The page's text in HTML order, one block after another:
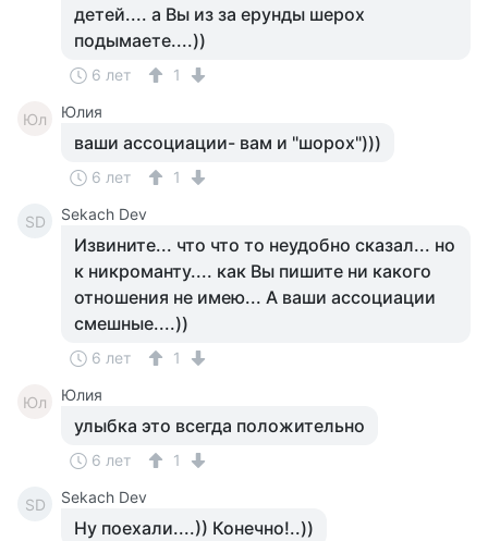
детей.... а Вы из за ерунды шерох
подымаете....))
6 лет 1
Юл Юлия
ваши ассоциации- вам и "шорох")))
6 лет 1
SD Sekach Dev
Извините... что что то неудобно сказал... но
к никроманту.... как Вы пишите ни какого
отношения не имею... А ваши ассоциации
смешные....))
6 лет 1
Юл Юлия
улыбка это всегда положительно
6 лет 1
SD Sekach Dev
Ну поехали....)) Конечно!..))